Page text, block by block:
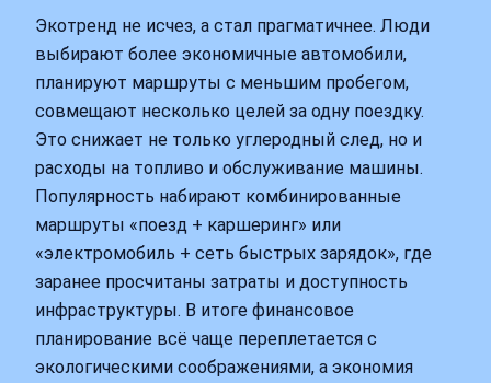
Экотренд не исчез, а стал прагматичнее. Люди
выбирают более экономичные автомобили,
планируют маршруты с меньшим пробегом,
совмещают несколько целей за одну поездку.
Это снижает не только углеродный след, но и
расходы на топливо и обслуживание машины.
Популярность набирают комбинированные
маршруты «поезд + каршеринг» или
«электромобиль + сеть быстрых зарядок», где
заранее просчитаны затраты и доступность
инфраструктуры. В итоге финансовое
планирование всё чаще переплетается с
экологическими соображениями, а экономия